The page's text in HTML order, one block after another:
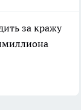
за кражу